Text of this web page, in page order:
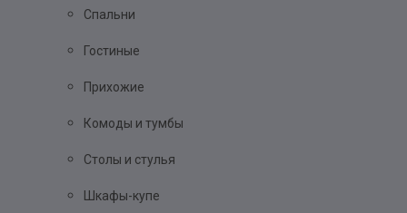
Спальни
Гостиные
Прихожие
Комоды и тумбы
Столы и стулья
Шкафы-купе